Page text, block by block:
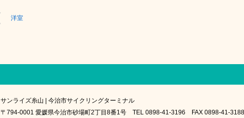
洋室
サンライズ糸山 | 今治市サイクリングターミナル
〒794-0001 愛媛県今治市砂場町2丁目8番1号 TEL 0898-41-3196 FAX 0898-41-3188